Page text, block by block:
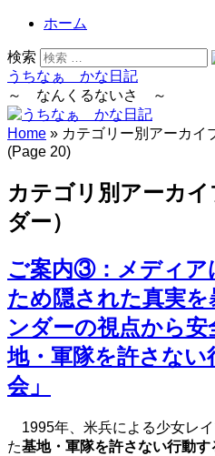
ホーム
検索
うちなぁ かな日記
～ なんくるないさ ～
Home » カテゴリー別アーカイ
(Page 20)
カテゴリ別アーカイ
ダー）
ご案内③：メディア
ため隠された真実
ンダーの視点から
地・軍隊を許さな
会」
1995年、米兵による少女レ
た基地・軍隊を許さない行動す